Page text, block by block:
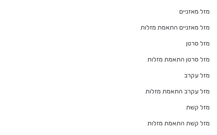
מזל מאזניים
מזל מאזניים התאמת מזלות
מזל סרטן
מזל סרטן התאמת מזלות
מזל עקרב
מזל עקרב התאמת מזלות
מזל קשת
מזל קשת התאמת מזלות